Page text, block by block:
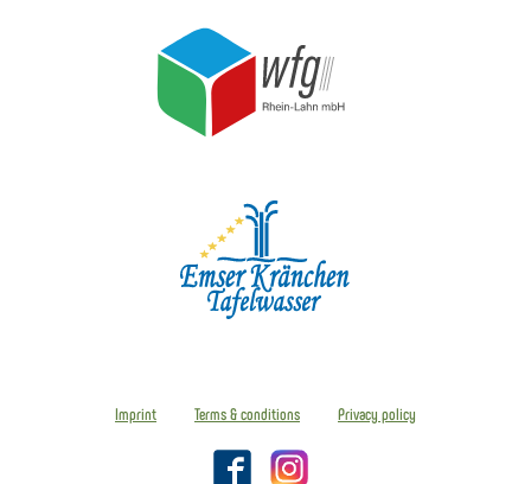
Imprint Terms & conditions Privacy policy
FacebookInstagram